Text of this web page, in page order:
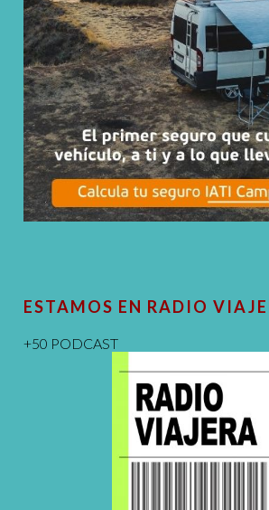
ESTAMOS EN RADIO
+50 PODCAST